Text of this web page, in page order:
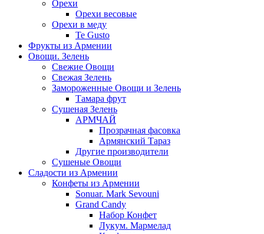
Орехи
Орехи весовые
Орехи в меду
Te Gusto
Фрукты из Армении
Овощи. Зелень
Свежие Овощи
Свежая Зелень
Замороженные Овощи и Зелень
Тамара фрут
Сушеная Зелень
АРМЧАЙ
Прозрачная фасовка
Армянский Тараз
Другие производители
Сушеные Овощи
Сладости из Армении
Конфеты из Армении
Sonuar. Mark Sevouni
Grand Candy
Набор Конфет
Лукум. Мармелад